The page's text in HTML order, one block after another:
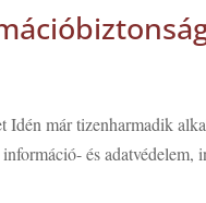
már tizenharmadik
és